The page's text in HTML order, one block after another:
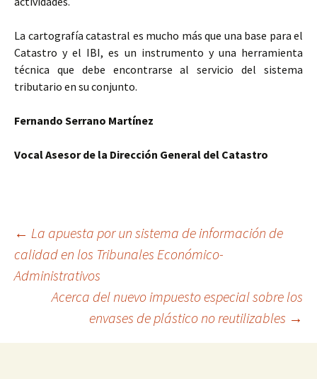
La cartografía catastral es mucho más que una base para el
Catastro y el IBI, es un instrumento y una herramienta
técnica que debe encontrarse al servicio del sistema
tributario en su conjunto.
Fernando Serrano Martínez
Vocal Asesor de la Dirección General del Catastro
Navegación
de
entradas
← La apuesta por un sistema de información de
calidad en los Tribunales Económico-
Administrativos
Acerca del nuevo impuesto especial sobre los
envases de plástico no reutilizables →